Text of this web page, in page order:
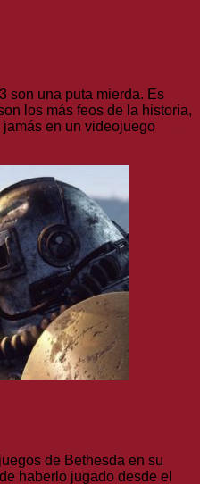
son una puta mierda. Es
los más feos de la historia,
jamás en un videojuego
de Bethesda en su
haberlo jugado desde el